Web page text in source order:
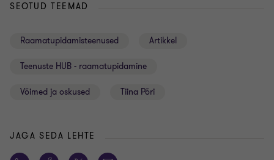
SEOTUD TEEMAD
Raamatupidamisteenused Artikkel
Teenuste HUB - raamatupidamine
Võimed ja oskused Tiina Põri
JAGA SEDA LEHTE